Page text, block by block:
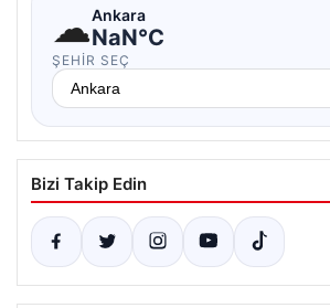
☁Ankara
NaN°C
ŞEHIR SEÇ
Bizi Takip Edin